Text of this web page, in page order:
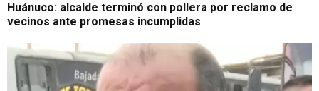
Huánuco: alcalde terminó con pollera por reclamo de
vecinos ante promesas incumplidas